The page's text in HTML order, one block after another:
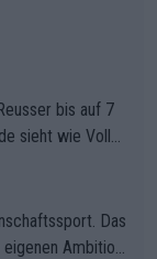
bis auf 7
sieht wie Voller
hat un
taktischer
trifft
Das
Ambition